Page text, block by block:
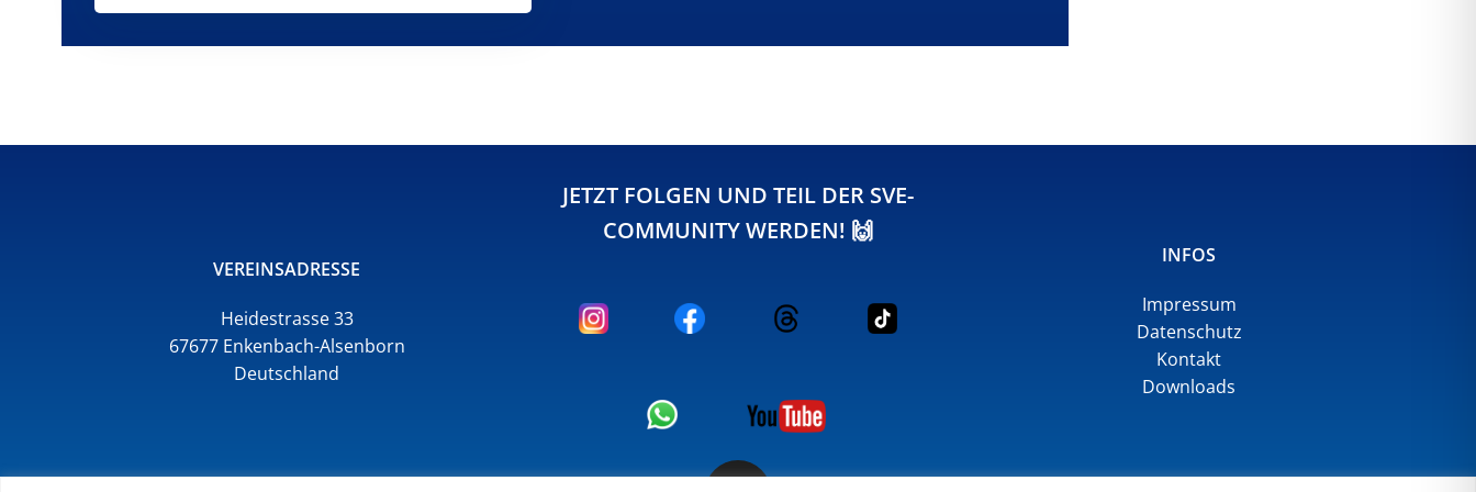
VEREINSADRESSE
Heidestrasse 33
67677 Enkenbach-Alsenborn
Deutschland
JETZT FOLGEN UND TEIL DER SVE-
COMMUNITY WERDEN! 🙌
INFOS
Impressum
Datenschutz
Kontakt
Downloads